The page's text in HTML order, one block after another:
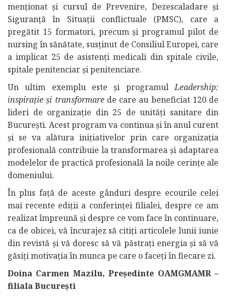
menționat și cursul de Prevenire, Dezescaladare și
Siguranță în Situații conflictuale (PMSC), care a
pregătit 15 formatori, precum și programul pilot de
nursing în sănătate, susținut de Consiliul Europei, care
a implicat 25 de asistenți medicali din spitale civile,
spitale penitenciar și penitenciare.
Un ultim exemplu este și programulLeadership:
inspirație și transformare de care au beneficiat 120 de
lideri de organizație din 25 de unități sanitare din
București. Acest program va continua și în anul curent
și se va alătura inițiativelor prin care organizația
profesională contribuie la transformarea și adaptarea
modelelor de practică profesională la noile cerințe ale
domeniului.
În plus față de aceste gânduri despre ecourile celei
mai recente ediții a conferinței filialei, despre ce am
realizat împreună și despre ce vom face în continuare,
ca de obicei, vă încurajez să citiți articolele lunii iunie
din revistă și vă doresc să vă păstrați energia și să vă
găsiți motivația în munca pe care o faceți în fiecare zi.
Doina Carmen Mazilu, Președinte OAMGMAMR –
filiala București